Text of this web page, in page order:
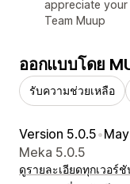
appreciate your
Team Muup
ออกแบบโดย
รับความช่วยเหลือ
Version 5.0.5•
Meka 5.0.5
ดูรายละเอียดทุกเวอร์